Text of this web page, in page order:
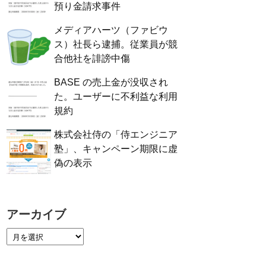
預り金請求事件
メディアハーツ（ファビウ
ス）社長ら逮捕。従業員が競
合他社を誹謗中傷
BASE の売上金が没収され
た。ユーザーに不利益な利用
規約
株式会社侍の「侍エンジニア
塾」、キャンペーン期限に虚
偽の表示
アーカイブ